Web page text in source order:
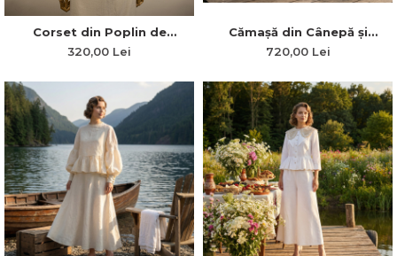
Corset din Poplin de
Bumbac Premium cu Șiret și
320,00 Lei
Cămașă din Cânepă și
Bumbac cu Guler Generos și
Maci Brodați
720,00 Lei